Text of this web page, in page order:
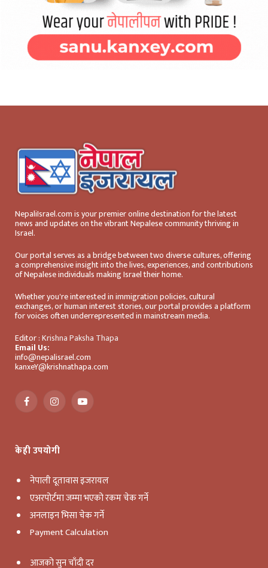
NepaliIsrael.com is your premier online destination for the latest
news and updates on the vibrant Nepalese community thriving in
Israel.
Our portal serves as a bridge between two diverse cultures, offering
a comprehensive insight into the lives, experiences, and contributions
of Nepalese individuals making Israel their home.
Whether you're interested in immigration policies, cultural
exchanges, or human interest stories, our portal provides a platform
for voices often underrepresented in mainstream media.
Editor :Krishna Paksha Thapa
Email Us:
info@nepalisrael.com
kanxeY@krishnathapa.com
FacebookInstagramYouTube
केही उपयोगी
नेपाली दूतावास इजरायल
एअरपोर्टमा जम्मा भएको रकम चेक गर्ने
अनलाइन भिसा चेक गर्ने
Payment Calculation
आजको सुन चाँदी दर